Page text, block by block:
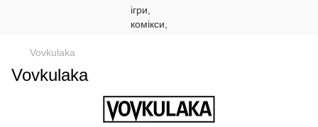
Vovkulaka
Vovkulaka